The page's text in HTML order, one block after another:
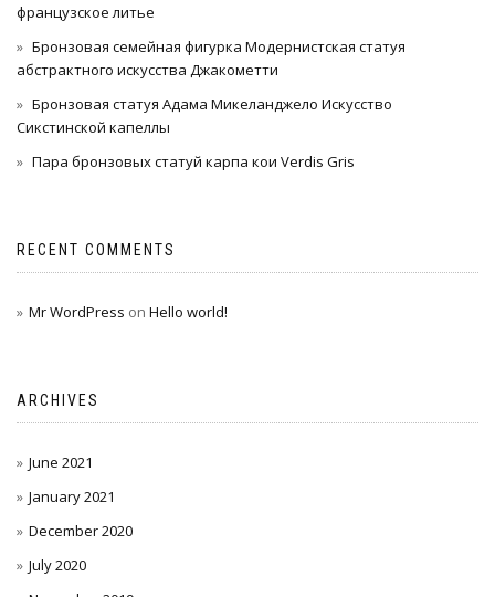
французское литье
Бронзовая семейная фигурка Модернистская статуя
абстрактного искусства Джакометти
Бронзовая статуя Адама Микеланджело Искусство
Сикстинской капеллы
Пара бронзовых статуй карпа кои Verdis Gris
RECENT COMMENTS
Mr WordPress on Hello world!
ARCHIVES
June 2021
January 2021
December 2020
July 2020